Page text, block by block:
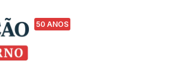
50 ANOS